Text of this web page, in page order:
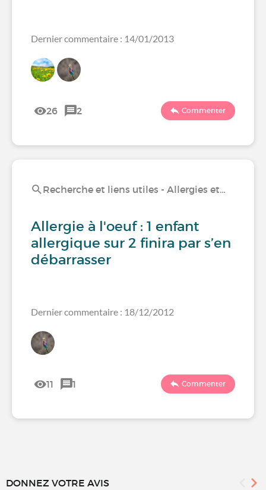
Dernier commentaire : 14/01/2013
26 2 Commenter
Recherche et liens utiles - Allergies et…
Allergie à l'oeuf : 1 enfant
allergique sur 2 finira par s’en
débarrasser
Dernier commentaire : 18/12/2012
11 1 Commenter
DONNEZ VOTRE AVIS